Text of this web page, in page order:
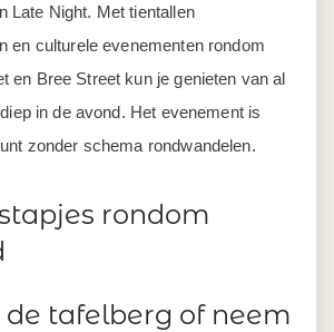
Late Night. Met tientallen
en culturele evenementen rondom
en Bree Street kun je genieten van al
in de avond. Het evenement is
zonder schema rondwandelen.
rondom
de tafelberg of neem